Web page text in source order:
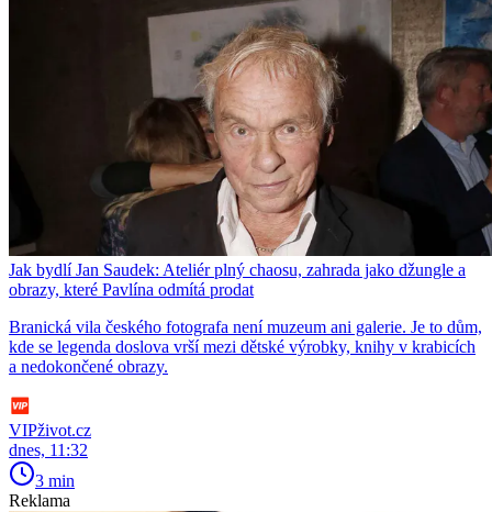
Jak bydlí Jan Saudek: Ateliér plný chaosu, zahrada jako džungle a
obrazy, které Pavlína odmítá prodat
Branická vila českého fotografa není muzeum ani galerie. Je to dům,
kde se legenda doslova vrší mezi dětské výrobky, knihy v krabicích
a nedokončené obrazy.
VIPživot.cz
dnes, 11:32
3 min
Reklama